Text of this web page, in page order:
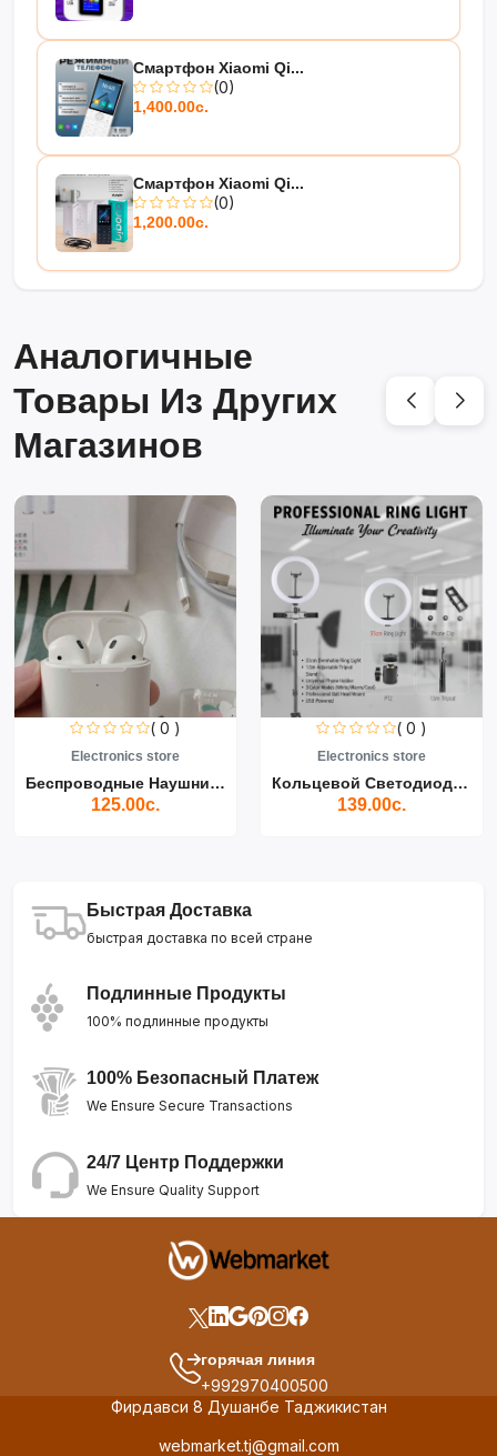
Смартфон Xiaomi Qi...
(0)
1,400.00с.
Смартфон Xiaomi Qi...
(0)
1,200.00с.
Аналогичные
Товары Из Других
Магазинов
( 0 )
Electronics store
Беспроводные Наушники Air...
125.00с.
( 0 )
Electronics store
Кольцевой Светодиодный Св...
139.00с.
Быстрая Доставка
быстрая доставка по всей стране
Подлинные Продукты
100% подлинные продукты
100% Безопасный Платеж
We Ensure Secure Transactions
24/7 Центр Поддержки
We Ensure Quality Support
горячая линия
+992970400500
Фирдавси 8 Душанбе Таджикистан
webmarket.tj@gmail.com